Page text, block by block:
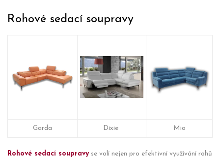
Rohové sedací soupravy
Garda Dixie Mio
Rohové sedací soupravyse volí nejen pro efektivní využívání rohů